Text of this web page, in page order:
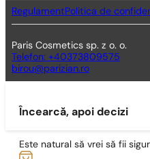
Regulament Politica de
Paris Cosmetics sp. z o. o.
Telefon: +40373809575
birou@parizian.ro
Încearcă, apoi decizi
Este natural să vrei să fii